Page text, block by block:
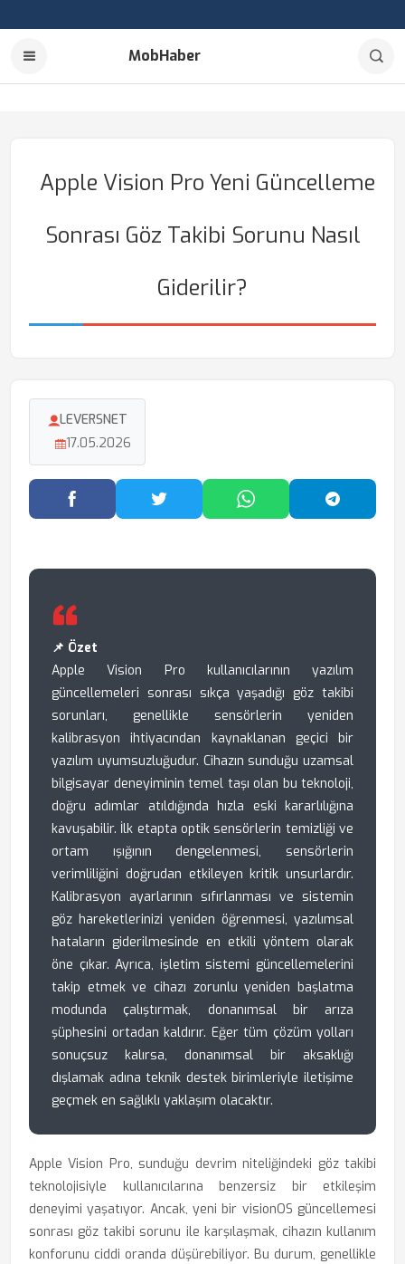
MobHaber
Apple Vision Pro Yeni Güncelleme
Sonrası Göz Takibi Sorunu Nasıl
Giderilir?
LEVERSNET
17.05.2026
Facebook'ta PaylaşTwitter'da PaylaşWhatsApp'ta Paylaş
📌 Özet
Apple Vision Pro kullanıcılarının yazılım
güncellemeleri sonrası sıkça yaşadığı göz takibi
sorunları, genellikle sensörlerin yeniden
kalibrasyon ihtiyacından kaynaklanan geçici bir
yazılım uyumsuzluğudur. Cihazın sunduğu uzamsal
bilgisayar deneyiminin temel taşı olan bu teknoloji,
doğru adımlar atıldığında hızla eski kararlılığına
kavuşabilir. İlk etapta optik sensörlerin temizliği ve
ortam ışığının dengelenmesi, sensörlerin
verimliliğini doğrudan etkileyen kritik unsurlardır.
Kalibrasyon ayarlarının sıfırlanması ve sistemin
göz hareketlerinizi yeniden öğrenmesi, yazılımsal
hataların giderilmesinde en etkili yöntem olarak
öne çıkar. Ayrıca, işletim sistemi güncellemelerini
takip etmek ve cihazı zorunlu yeniden başlatma
modunda çalıştırmak, donanımsal bir arıza
şüphesini ortadan kaldırır. Eğer tüm çözüm yolları
sonuçsuz kalırsa, donanımsal bir aksaklığı
dışlamak adına teknik destek birimleriyle iletişime
geçmek en sağlıklı yaklaşım olacaktır.
Apple Vision Pro, sunduğu devrim niteliğindeki göz takibi
teknolojisiyle kullanıcılarına benzersiz bir etkileşim
deneyimi yaşatıyor. Ancak, yeni bir visionOS güncellemesi
sonrası göz takibi sorunu ile karşılaşmak, cihazın kullanım
konforunu ciddi oranda düşürebiliyor. Bu durum, genellikle